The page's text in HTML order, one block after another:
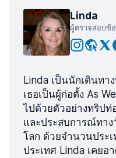
Linda
ผู้ตรวจสอบข้อ
Linda เป็นนักเดินท
เธอเป็นผู้ก่อตั้ง As
ไปด้วยตัวอย่างทริปท่
และประสบการณ์ทา
โลก ด้วยจำนวนประ
ประเทศ Linda เคย